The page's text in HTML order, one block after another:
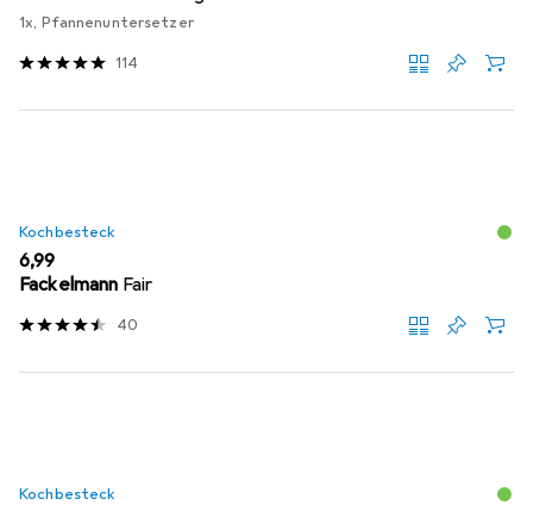
1x, Pfannenuntersetzer
114
Kochbesteck
EUR
6,99
Fackelmann Fair
40
Kochbesteck